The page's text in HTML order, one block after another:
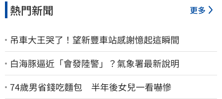
熱門新聞 更多
吊車大王哭了！望新豐車站感謝憶起這瞬間
白海豚逼近「會發陸警」？氣象署最新說明
74歲男省錢吃麵包 半年後女兒一看嚇慘